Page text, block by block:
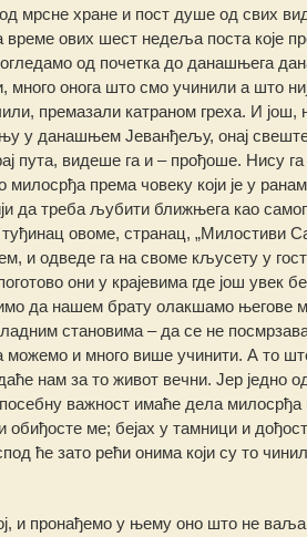
мрсне хране и пост душе од свих
ових шест недеља поста које
од почетка до данашњега
онога што смо учинили а што
премазали катраном греха. И још,
у данашњем Јеванђељу, онај
пута, видеше га и – прођоше. Нису
према човеку који је у
да треба љубити ближњега као
овоме, странац, „Милостиви
и одведе га на своме кљусету у
они у крајевима где још увек
да нашем брату олакшамо његове
становима – да се не
и много више учинити. А то
нам за то живот вечни. Јер једно
важност имаће дела милосрђа
обиђосте ме; бејах у тамници и
ће зато рећи онима који су то
и пронађемо у њему оно што не